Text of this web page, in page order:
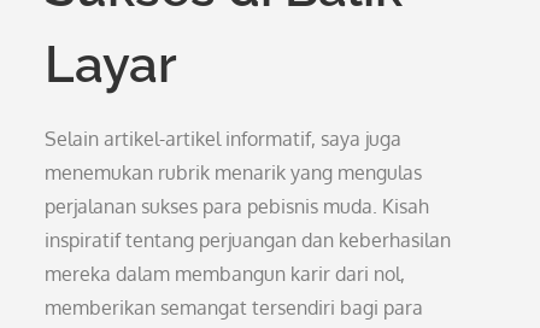
Layar
Selain artikel-artikel informatif, saya juga
menemukan rubrik menarik yang mengulas
perjalanan sukses para pebisnis muda. Kisah
inspiratif tentang perjuangan dan keberhasilan
mereka dalam membangun karir dari nol,
memberikan semangat tersendiri bagi para